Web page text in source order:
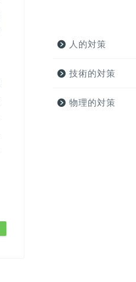
人的対策
技術的対策
物理的対策